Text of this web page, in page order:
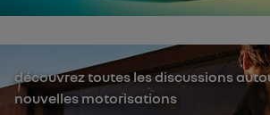
découvrez toutes les discussions
nouvelles motorisations